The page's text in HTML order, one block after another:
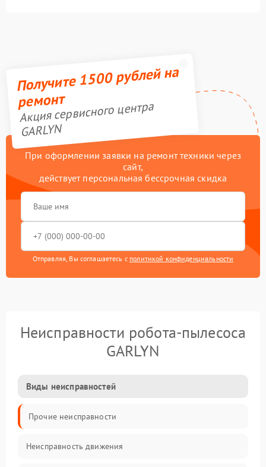
Получите 1500 рублей на
ремонт
Акция сервисного центра
GARLYN
При оформлении заявки на ремонт техники через
сайт,
действует персональная бессрочная скидка
Отправляя, Вы соглашаетесь с политикой конфиденциальности
Неисправности робота-пылесоса
GARLYN
Виды неисправностей
Прочие неисправности
Неисправность движения